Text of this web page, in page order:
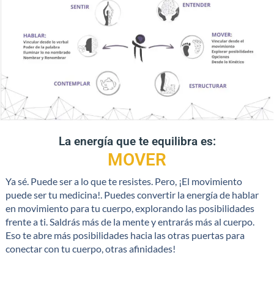
La energía que te equilibra es:
MOVER
Ya sé. Puede ser a lo que te resistes. Pero, ¡El movimiento
puede ser tu medicina!. Puedes convertir la energía de hablar
en movimiento para tu cuerpo, explorando las posibilidades
frente a ti. Saldrás más de la mente y entrarás más al cuerpo.
Eso te abre más posibilidades hacia las otras puertas para
conectar con tu cuerpo, otras afinidades!